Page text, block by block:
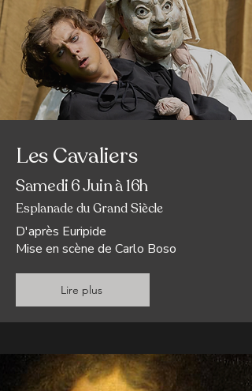
Les Cavaliers
Samedi 6 Juin à 16h
Esplanade du Grand Siècle
D'après Euripide
Mise en scène de Carlo Boso
Lire plus